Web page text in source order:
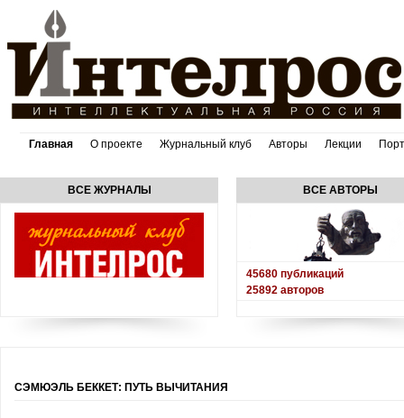
Главная О проекте Журнальный клуб Авторы Лекции
ВСЕ ЖУРНАЛЫ ВСЕ АВТОРЫ
45680 публикаций
25892 авторов
СЭМЮЭЛЬ БЕККЕТ: ПУТЬ ВЫЧИТАНИЯ